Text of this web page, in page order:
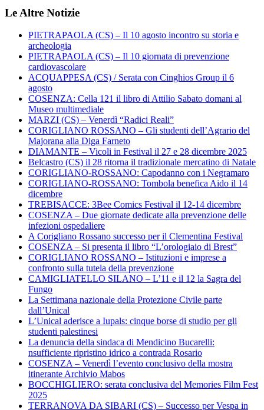
Le Altre Notizie
PIETRAPAOLA (CS) – Il 10 agosto incontro su storia e
archeologia
PIETRAPAOLA (CS) – Il 10 giornata di prevenzione
cardiovascolare
ACQUAPPESA (CS) / Serata con Cinghios Group il 6
agosto
COSENZA: Cella 121 il libro di Attilio Sabato domani al
Museo multimediale
MARZI (CS) – Venerdì “Radici Reali”
CORIGLIANO ROSSANO – Gli studenti dell’Agrario del
Majorana alla Diga Farneto
DIAMANTE – Vicoli in Festival il 27 e 28 dicembre 2025
Belcastro (CS) il 28 ritorna il tradizionale mercatino di Natale
CORIGLIANO-ROSSANO: Capodanno con i Negramaro
CORIGLIANO-ROSSANO: Tombola benefica Aido il 14
dicembre
TREBISACCE: 3Bee Comics Festival il 12-14 dicembre
COSENZA – Due giornate dedicate alla prevenzione delle
infezioni ospedaliere
A Corigliano Rossano successo per il Clementina Festival
COSENZA – Si presenta il libro “L’orologiaio di Brest”
CORIGLIANO ROSSANO – Istituzioni e imprese a
confronto sulla tutela della prevenzione
CAMIGLIATELLO SILANO – L’11 e il 12 la Sagra del
Fungo
La Settimana nazionale della Protezione Civile parte
dall’Unical
L’Unical aderisce a Iupals: cinque borse di studio per gli
studenti palestinesi
La denuncia della sindaca di Mendicino Bucarelli:
nsufficiente ripristino idrico a contrada Rosario
COSENZA – Venerdì l’evento conclusivo della mostra
itinerante Archivio Mabos
BOCCHIGLIERO: serata conclusiva del Memories Film Fest
2025
TERRANOVA DA SIBARI (CS) – Successo per Vespa in